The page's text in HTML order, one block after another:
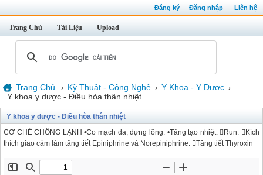
Đăng ký Đăng nhập Liên hệ
Trang Chủ Tài Liệu Upload
Trang Chủ › Kỹ Thuật - Công Nghệ › Y Khoa - Y Dược ›
Y khoa y dược - Điều hòa thân nhiệt
Y khoa y dược - Điều hòa thân nhiệt
CƠ CHẾ CHỐNG LẠNH •Co mạch da, dựng lông. •Tăng tạo nhiệt. Run. Kích
thích giao cảm làm tăng tiết Epiniphrine và Norepiniphrine. Tăng tiết Thyroxin